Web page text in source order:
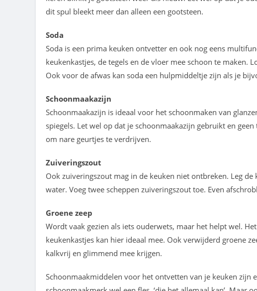
dit spul bleekt meer dan alleen een gootsteen.
Soda
Soda is een prima keuken ontvetter en ook nog eens
keukenkastjes, de tegels en de vloer mee schoon te maken.
Ook voor de afwas kan soda een hulpmiddeltje zijn als je
Schoonmaakazijn
Schoonmaakazijn is ideaal voor het schoonmaken van
spiegels. Let wel op dat je schoonmaakazijn gebruikt en
om nare geurtjes te verdrijven.
Zuiveringszout
Ook zuiveringszout mag in de keuken niet ontbreken. Leg
water. Voeg twee scheppen zuiveringszout toe. Even
Groene zeep
Wordt vaak gezien als iets ouderwets, maar het helpt wel.
keukenkastjes kan hier ideaal mee. Ook verwijderd groene
kalkvrij en glimmend mee krijgen.
Schoonmaakmiddelen voor het ontvetten van je keuken zijn